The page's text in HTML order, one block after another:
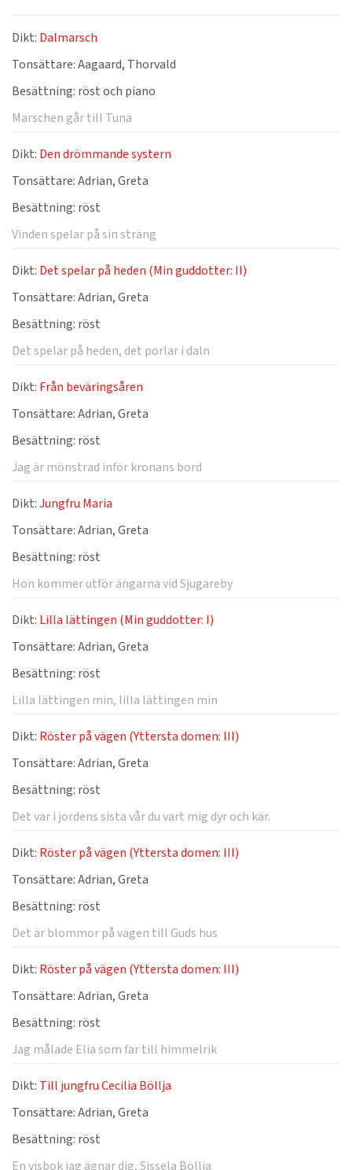
Dikt: Dalmarsch
Tonsättare:Aagaard, Thorvald
Besättning: röst och piano
Marschen går till Tuna
Dikt: Den drömmande systern
Tonsättare:Adrian, Greta
Besättning: röst
Vinden spelar på sin sträng
Dikt: Det spelar på heden (Min guddotter: II)
Tonsättare:Adrian, Greta
Besättning: röst
Det spelar på heden, det porlar i daln
Dikt: Från beväringsåren
Tonsättare:Adrian, Greta
Besättning: röst
Jag är mönstrad inför kronans bord
Dikt:Jungfru Maria
Tonsättare:Adrian, Greta
Besättning: röst
Hon kommer utför ängarna vid Sjugareby
Dikt: Lilla lättingen (Min guddotter: I)
Tonsättare:Adrian, Greta
Besättning: röst
Lilla lättingen min, lilla lättingen min
Dikt: Röster på vägen (Yttersta domen: III)
Tonsättare:Adrian, Greta
Besättning: röst
Det var i jordens sista vår du vart mig dyr och kär.
Dikt: Röster på vägen (Yttersta domen: III)
Tonsättare:Adrian, Greta
Besättning: röst
Det är blommor på vägen till Guds hus
Dikt: Röster på vägen (Yttersta domen: III)
Tonsättare:Adrian, Greta
Besättning: röst
Jag målade Elia som far till himmelrik
Dikt: Till jungfru Cecilia Böllja
Tonsättare:Adrian, Greta
Besättning: röst
En visbok jag ägnar dig, Sissela Böllja